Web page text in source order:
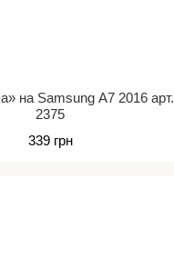
на Samsung A7 2016 арт.
2375
339 грн